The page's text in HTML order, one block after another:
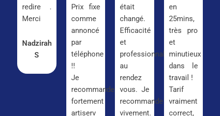
redire .
Merci
Nadzirah
S
Prix fixe
comme
annoncé
par
téléphone
!!
Je
recommande
fortement
artiserv
était
changé.
Efficacité
et
professionnalisme
au
rendez
vous. Je
recommande
vivement.
en
25mins,
très pro
et
minutieux
dans le
travail !
Tarif
vraiment
correct,